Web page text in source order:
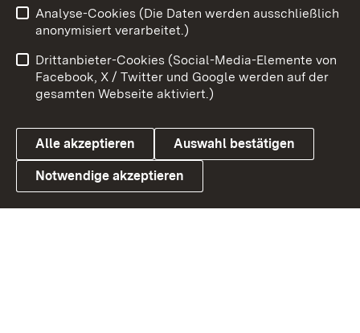
Link zum Landesportal
Benutzungshinweise
Barrierefreiheit
Datenschutz
Cookies
Analyse-Cookies (Die Daten werden ausschließlich
anonymisiert verarbeitet.)
Drittanbieter-Cookies (Social-Media-Elemente von
Facebook, X / Twitter und Google werden auf der
gesamten Webseite aktiviert.)
Alle akzeptieren Auswahl bestätigen
Notwendige akzeptieren